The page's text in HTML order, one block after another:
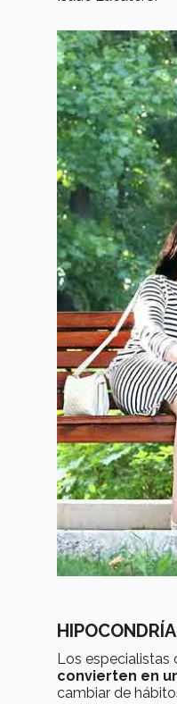
Los especialistas
convierten en
cambiar de